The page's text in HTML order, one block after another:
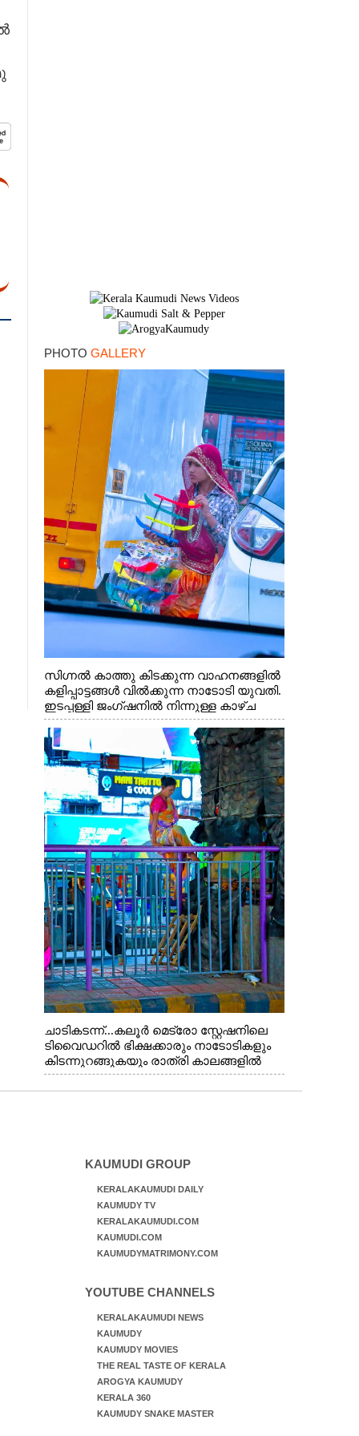
PHOTO GALLERY
സിഗ്നൽ കാത്തു കിടക്കുന്ന വാഹനങ്ങളിൽ
കളിപ്പാട്ടങ്ങൾ വിൽക്കുന്ന നാടോടി യുവതി.
ഇടപ്പള്ളി ജംഗ്ഷനിൽ നിന്നുള്ള കാഴ്ച
ചാടികടന്ന്...കലൂർ മെട്രോ സ്റ്റേഷനിലെ
ടിവൈഡറിൽ ഭിക്ഷക്കാരും നാടോടികളും
കിടന്നുറങ്ങുകയും രാത്രി കാലങ്ങളിൽ
മദ്യപിക്കുകയും പൊതുജനങ്ങൾക്കും
വാഹനത്തിൽ പോകുന്നവർക്കും ബുദ്ധിമുട്ട്
KAUMUDI GROUP
KERALAKAUMUDI DAILY
KAUMUDY TV
KERALAKAUMUDI.COM
KAUMUDI.COM
KAUMUDYMATRIMONY.COM
YOUTUBE CHANNELS
KERALAKAUMUDI NEWS
KAUMUDY
KAUMUDY MOVIES
THE REAL TASTE OF KERALA
AROGYA KAUMUDY
KERALA 360
KAUMUDY SNAKE MASTER